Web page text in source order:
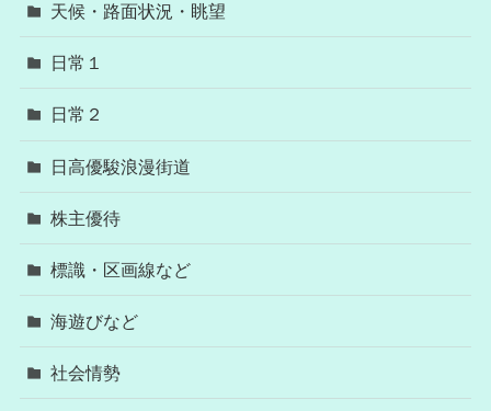
天候・路面状況・眺望
日常１
日常２
日高優駿浪漫街道
株主優待
標識・区画線など
海遊びなど
社会情勢